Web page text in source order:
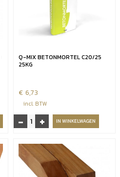
Q-MIX BETONMORTEL C20/25
25KG
€ 6,73
incl. BTW
-
Q-
Mix
C20/25
25kg
aantal
+ IN WINKELWAGEN